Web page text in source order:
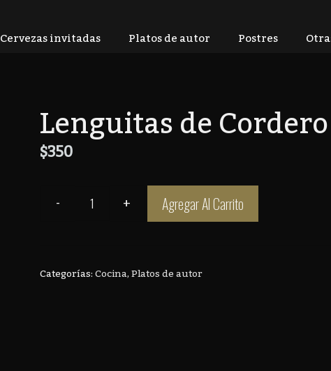
Cervezas invitadas Platos de autor Postres
Lenguitas de Cordero
$350
Agregar Al Carrito
Categorías:Cocina,Platos de autor